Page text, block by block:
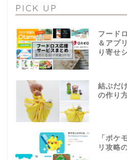
PICK UP
フード
＆アプ
り寄せ
結ぶだ
の作り
「ポケ
リ攻略